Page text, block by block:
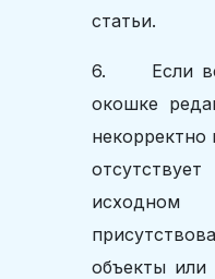
статьи.
6. Если
окошке
некорректно
объекты